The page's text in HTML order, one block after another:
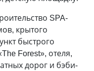
SPA-
крытого
быстрого
Forest», отеля,
дорог и бэби-